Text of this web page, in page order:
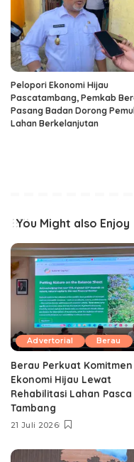
Pelopori Ekonomi Hijau
Pascatambang, Pemkab
Pasang Badan Dorong
Lahan Berkelanjutan
You Might also Enjoy
Advertorial Berau
Berau Perkuat Komitmen
Ekonomi Hijau Lewat
Rehabilitasi Lahan Pasca
Tambang
21 Juli 2026